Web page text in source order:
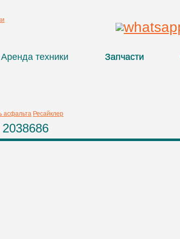
Аренда техники Запчасти
асфальта Ресайклер